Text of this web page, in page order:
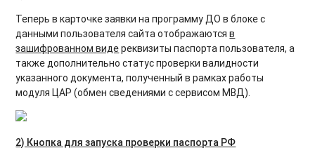
Теперь в карточке заявки на программу ДО в блоке с
данными пользователя сайта отображаютсяв
зашифрованном видереквизиты паспорта пользователя, а
также дополнительно статус проверки валидности
указанного документа, полученный в рамках работы
модуля ЦАР (обмен сведениями с сервисом МВД).
2) Кнопка для запуска проверки паспорта РФ